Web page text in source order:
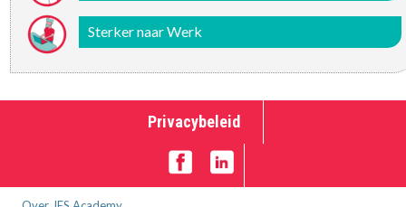
Sterker naar Werk
Privacybeleid